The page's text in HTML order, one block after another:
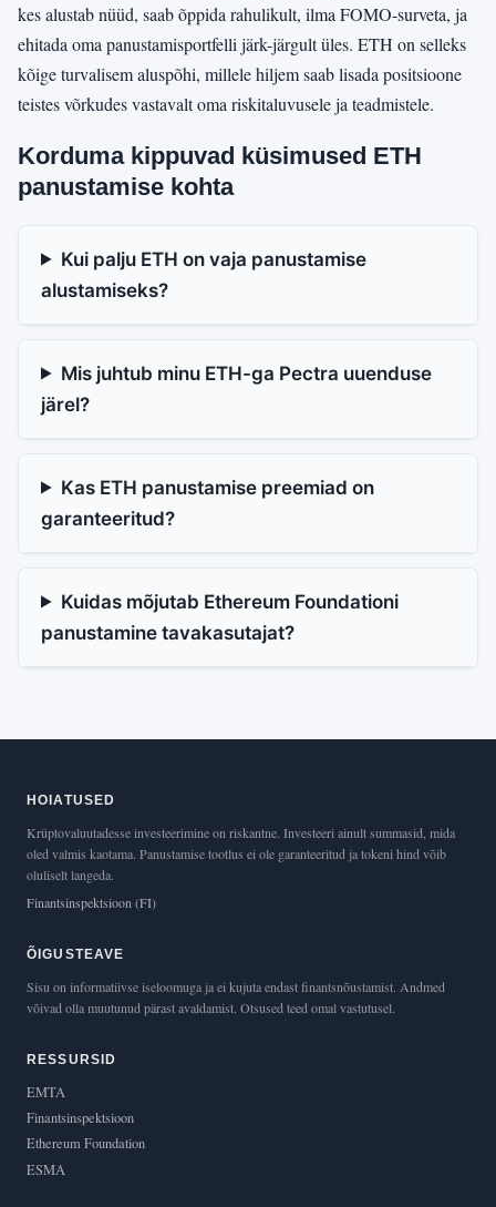
kes alustab nüüd, saab õppida rahulikult, ilma FOMO-surveta, ja
ehitada oma panustamisportfelli järk-järgult üles. ETH on selleks
kõige turvalisem aluspõhi, millele hiljem saab lisada positsioone
teistes võrkudes vastavalt oma riskitaluvusele ja teadmistele.
Korduma kippuvad küsimused ETH
panustamise kohta
Kui palju ETH on vaja panustamise
alustamiseks?
Mis juhtub minu ETH-ga Pectra uuenduse
järel?
Kas ETH panustamise preemiad on
garanteeritud?
Kuidas mõjutab Ethereum Foundationi
panustamine tavakasutajat?
HOIATUSED
Krüptovaluutadesse investeerimine on riskantne. Investeeri ainult summasid, mida
oled valmis kaotama. Panustamise tootlus ei ole garanteeritud ja tokeni hind võib
oluliselt langeda.
Finantsinspektsioon (FI)
ÕIGUSTEAVE
Sisu on informatiivse iseloomuga ja ei kujuta endast finantsnõustamist. Andmed
võivad olla muutunud pärast avaldamist. Otsused teed omal vastutusel.
RESSURSID
EMTA
Finantsinspektsioon
Ethereum Foundation
ESMA